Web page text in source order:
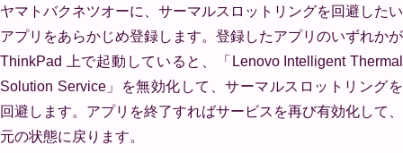
ヤマトバクネツオーに、サーマルスロットリングを回避したい
アプリをあらかじめ登録します。登録したアプリのいずれかが
ThinkPad 上で起動していると、「Lenovo Intelligent Thermal
Solution Service」を無効化して、サーマルスロットリングを
回避します。アプリを終了すればサービスを再び有効化して、
元の状態に戻ります。